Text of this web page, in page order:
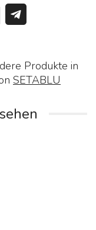
Produkte in
SETABLU